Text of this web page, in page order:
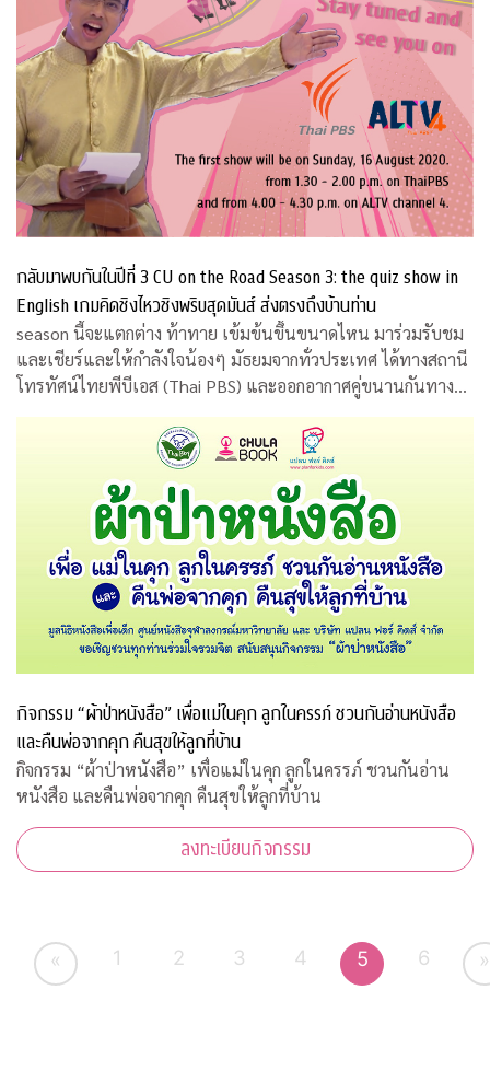
กลับมาพบกันในปีที่ 3 CU on the Road Season 3: the quiz show in
English เกมคิดชิงไหวชิงพริบสุดมันส์ ส่งตรงถึงบ้านท่าน
season นี้จะแตกต่าง ท้าทาย เข้มข้นขึ้นขนาดไหน มาร่วมรับชม
และเชียร์และให้กำลังใจน้องๆ มัธยมจากทั่วประเทศ ได้ทางสถานี
โทรทัศน์ไทยพีบีเอส (Thai PBS) และออกอากาศคู่ขนานกันทาง
สถานีโทรทัศน์เอแอลทีวี (ALTV)
กิจกรรม “ผ้าป่าหนังสือ” เพื่อแม่ในคุก ลูกในครรภ์ ชวนกันอ่านหนังสือ
และคืนพ่อจากคุก คืนสุขให้ลูกที่บ้าน
กิจกรรม “ผ้าป่าหนังสือ” เพื่อแม่ในคุก ลูกในครรภ์ ชวนกันอ่าน
หนังสือ และคืนพ่อจากคุก คืนสุขให้ลูกที่บ้าน
ลงทะเบียนกิจกรรม
« 1 2 3 4 5 6 »